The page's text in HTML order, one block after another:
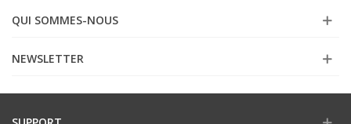
QUI SOMMES-NOUS
NEWSLETTER